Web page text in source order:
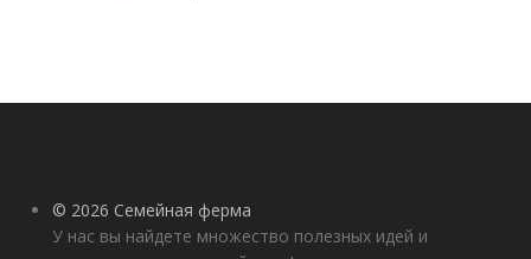
© 2026 Семейная ферма
У нас вы найдете множество полезных идей и